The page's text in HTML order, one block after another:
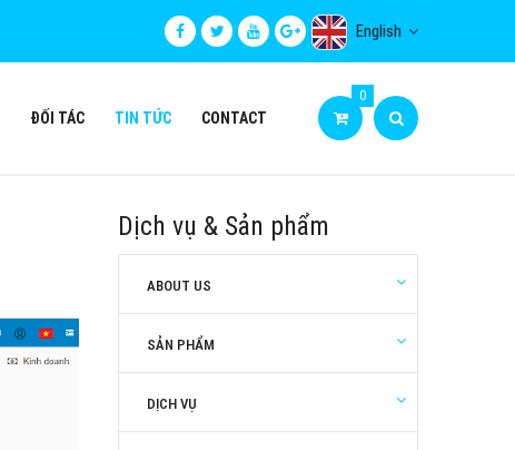
English
ĐỐI TÁC TIN TỨC CONTACT
0
Dịch vụ & Sản phẩm
ABOUT US
SẢN PHẨM
DỊCH VỤ